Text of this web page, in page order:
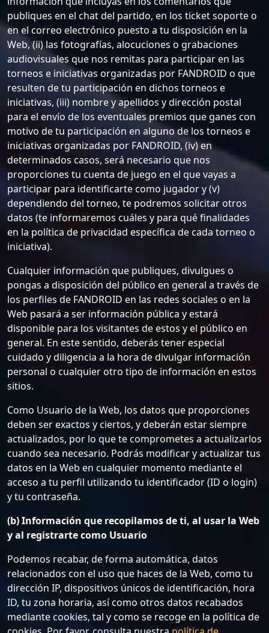
publiques en el chat del partido, en los ticket soporte o
en el correo electrónico puesto a tu disposición en la
Web, (ii) las fotografías, alocuciones o grabaciones
audiovisuales que nos remitas para participar en las
torneos e iniciativas organizadas por FANDROID o que
resulten de tu participación en dichos torneos e
iniciativas, (iii) nombre y apellidos y dirección postal
para el envío de los eventuales premios que ganes con
motivo de tu participación en alguno de los torneos e
iniciativas organizadas por FANDROID, (iv) en
determinados casos, será necesario que nos
proporciones tu cuenta de juego en el que vayas a
participar para identificarte como jugador y (v)
dependiendo del torneo, te podremos solicitar otros
datos (te informaremos cuáles y para qué finalidades
en la política de privacidad específica de cada torneo o
iniciativa).
Cualquier información que publiques, divulgues o
pongas a disposición del público en general a través de
los perfiles de FANDROID en las redes sociales o en la
Web pasará a ser información pública y estará
disponible para los visitantes de estos y el público en
general. En este sentido, deberás tener especial
cuidado y diligencia a la hora de divulgar información
personal o cualquier otro tipo de información en estos
sitios.
Como Usuario de la Web, los datos que proporciones
deben ser exactos y ciertos, y deberán estar siempre
actualizados, por lo que te comprometes a actualizarlos
cuando sea necesario. Podrás modificar y actualizar tus
datos en la Web en cualquier momento mediante el
acceso a tu perfil utilizando tu identificador (ID o login)
y tu contraseña.
(b) Información que recopilamos de ti, al usar la Web
y al registrarte como Usuario
Podemos recabar, de forma automática, datos
relacionados con el uso que haces de la Web, como tu
dirección IP, dispositivos únicos de identificación, hora
ID, tu zona horaria, así como otros datos recabados
mediante cookies, tal y como se recoge en la política de